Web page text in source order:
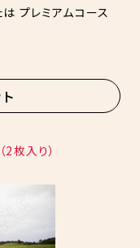
プレミアムコース
枚入り）